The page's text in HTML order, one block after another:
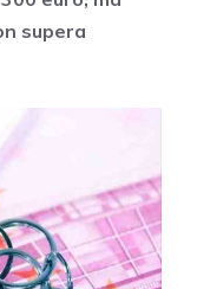
supera